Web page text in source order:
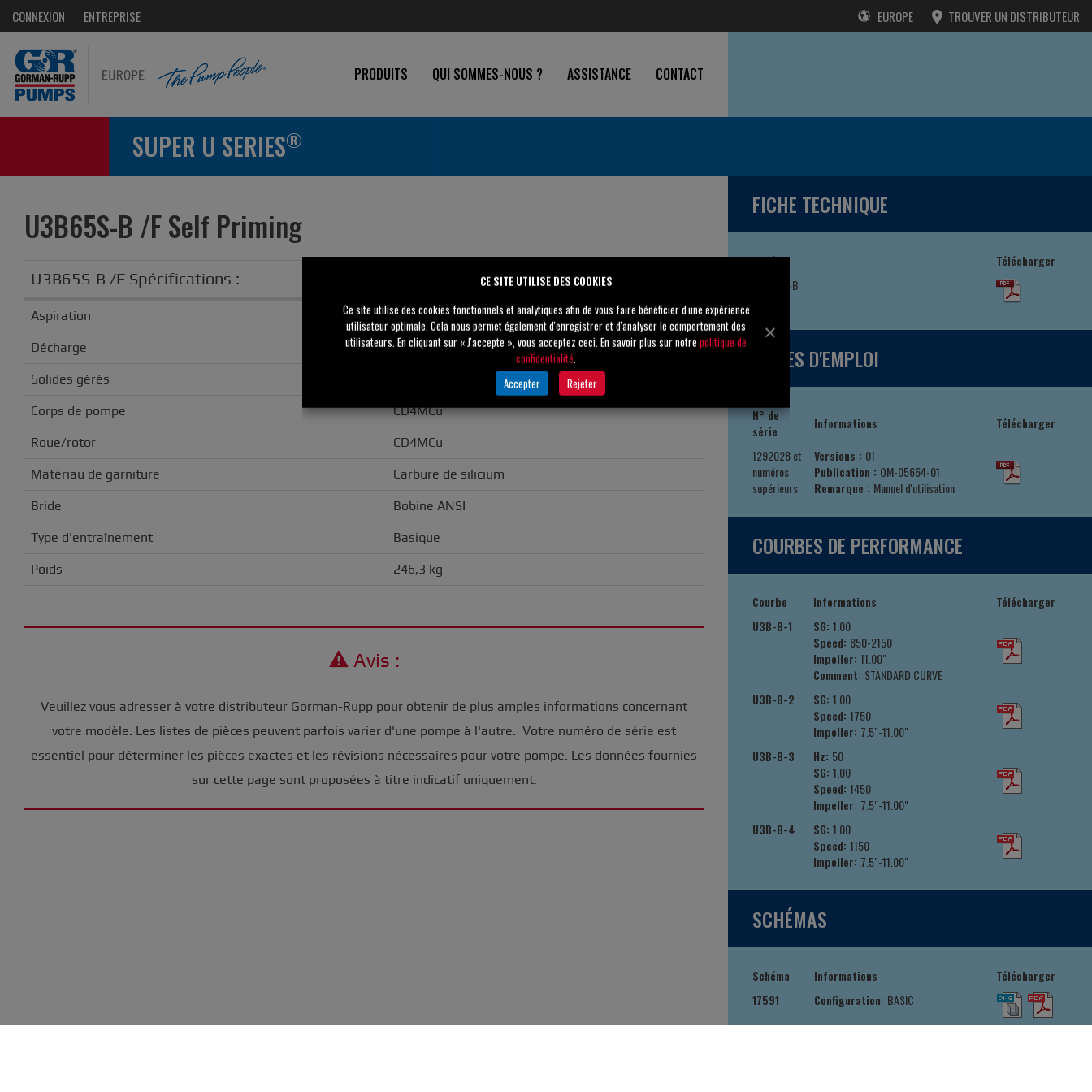
CONNEXION ENTREPRISE EUROPE TROUVER UN DISTRIBUTEUR
PRODUITS QUI SOMMES-NOUS ? ASSISTANCE CONTACT
SUPER U SERIES®
U3B65S-B /F Self Priming
U3B65S-B /F Spécifications :
Aspiration 80 mm
Décharge 80 mm
Solides gérés
Corps de pompe CD4MCu
Roue/rotor CD4MCu
Matériau de garniture Carbure de silicium
Bride Bobine ANSI
Type d'entraînement Basique
Poids 246,3 kg
Avis :
Veuillez vous adresser à votre distributeur Gorman-Rupp pour obtenir de plus amples informations concernant
votre modèle. Les listes de pièces peuvent parfois varier d'une pompe à l'autre. Votre numéro de série est
essentiel pour déterminer les pièces exactes et les révisions nécessaires pour votre pompe. Les données fournies
sur cette page sont proposées à titre indicatif uniquement.
FICHE TECHNIQUE
Modèle
Télécharger
U3B65S-B
MODES D'EMPLOI
N° de
série
Informations
Télécharger
1292028 et
numéros
supérieurs
Versions : 01
Publication : OM-05664-01
Remarque : Manuel d'utilisation
COURBES DE PERFORMANCE
Courbe Informations
Télécharger
U3B-B-1
SG: 1.00
Speed: 850-2150
Impeller: 11.00"
Comment: STANDARD CURVE
U3B-B-2
SG: 1.00
Speed: 1750
Impeller: 7.5"-11.00"
U3B-B-3
Hz: 50
SG: 1.00
Speed: 1450
Impeller: 7.5"-11.00"
U3B-B-4
SG: 1.00
Speed: 1150
Impeller: 7.5"-11.00"
SCHÉMAS
Schéma Informations
Télécharger
17591
Configuration: BASIC
CE SITE UTILISE DES COOKIES
Ce site utilise des cookies fonctionnels et analytiques afin de vous faire bénéficier d'une expérience
utilisateur optimale. Cela nous permet également d'enregistrer et d'analyser le comportement des
utilisateurs. En cliquant sur « J'accepte », vous acceptez ceci. En savoir plus sur notre politique de
confidentialité.
Accepter
Rejeter